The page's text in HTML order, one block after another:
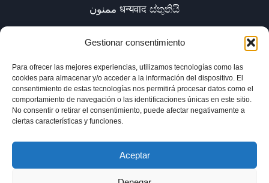
Gestionar consentimiento
Para ofrecer las mejores experiencias, utilizamos tecnologías como las
cookies para almacenar y/o acceder a la información del dispositivo. El
consentimiento de estas tecnologías nos permitirá procesar datos como el
comportamiento de navegación o las identificaciones únicas en este sitio.
No consentir o retirar el consentimiento, puede afectar negativamente a
ciertas características y funciones.
Aceptar
ممنون धन्यवाद ස්තුතියි
Inicio Biblioteca Parábolas TV
Comunidad
Esencia
Blog
Política de privacidad
Aviso legal
Política de cookies (UE)